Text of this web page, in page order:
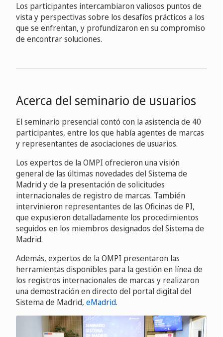
Los participantes intercambiaron valiosos puntos de
vista y perspectivas sobre los desafíos prácticos a los
que se enfrentan, y profundizaron en su compromiso
de encontrar soluciones.
Acerca del seminario de usuarios
El seminario presencial contó con la asistencia de 40
participantes, entre los que había agentes de marcas
y representantes de asociaciones de usuarios.
Los expertos de la OMPI ofrecieron una visión
general de las últimas novedades del Sistema de
Madrid y de la presentación de solicitudes
internacionales de registro de marcas. También
intervinieron representantes de las Oficinas de PI,
que expusieron detalladamente los procedimientos
seguidos en los miembros designados del Sistema de
Madrid.
Además, expertos de la OMPI presentaron las
herramientas disponibles para la gestión en línea de
los registros internacionales de marcas y realizaron
una demostración en directo del portal digital del
Sistema de Madrid, eMadrid.